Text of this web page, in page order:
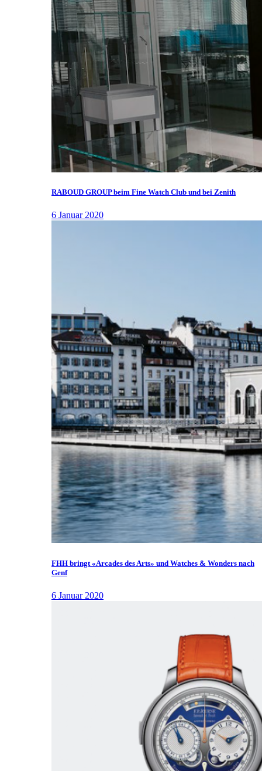
RABOUD GROUP beim Fine Watch Club und bei Zenith
6 Januar 2020
FHH bringt «Arcades des Arts» und Watches & Wonders nach
Genf
6 Januar 2020